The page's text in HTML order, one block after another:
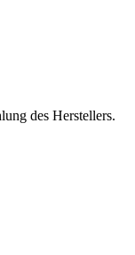
des Herstellers.